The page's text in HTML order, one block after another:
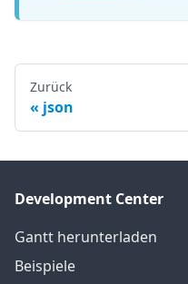
Zurück
json
Development Center
Gantt herunterladen
Beispiele